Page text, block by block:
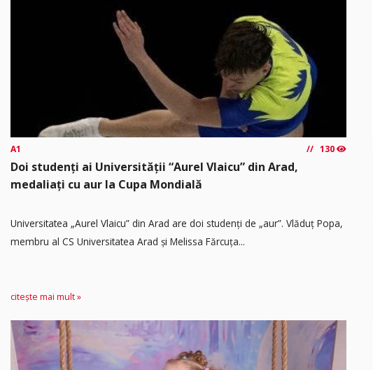
A1 130
Doi studenți ai Universității “Aurel Vlaicu” din Arad,
medaliați cu aur la Cupa Mondială
Universitatea „Aurel Vlaicu” din Arad are doi studenți de „aur”. Vlăduț Popa,
membru al CS Universitatea Arad și Melissa Fărcuța...
citește mai mult »